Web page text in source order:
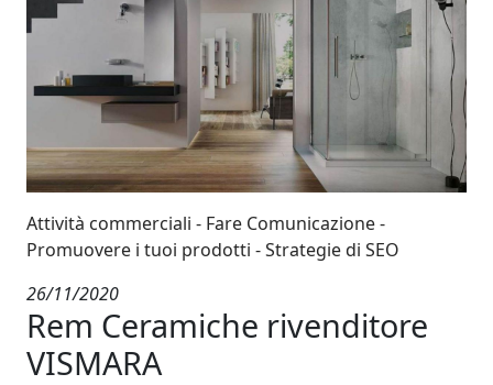
Attività commerciali
Fare Comunicazione
Promuovere i tuoi prodotti
Strategie di SEO
26/11/2020
Rem Ceramiche rivenditore
VISMARA